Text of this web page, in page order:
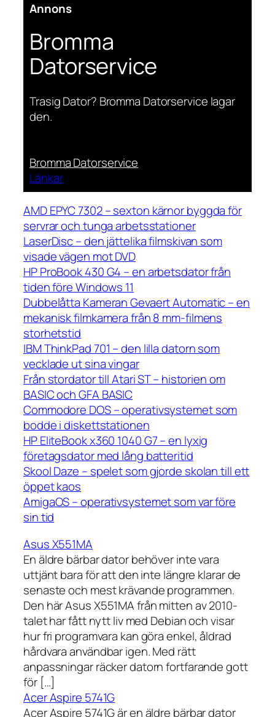
Annons
Bromma
Datorservice
Trasig Dator? Bromma Datorservice lagar
den.
Bromma Datorservice
Länkar
AMD EPYC 7302 – sexton kärnor byggda för
servrar och tunga arbetsstationer
LaserDisc – den jättelika filmskivan som
visade vägen mot DVD
HP ProBook 430 G4 – en arbetsdator från
tiden före Windows 11
Dubbelåtta Kameran Gevaert Automatic – en
mekanisk filmkamera från 8 mm-filmens
storhetstid
IBM ThinkPad 701 – den lilla datorn som
vecklade ut sina vingar
Från stordator till Atari ST – historien om
BASIC och GFA BASIC
Commodore DOS – operativsystemet som
bodde i diskettstationen
HP EliteBook x360 1040 G7 – en lyxig
företagsdator med lång batteritid
Skool Daze – spelet som gjorde skolan till ett
öppet kaos
AmigaOS – operativsystemet som var före
sin tid
Asus X551MA
En äldre bärbar dator behöver inte vara
uttjänt bara för att den inte längre klarar de
senaste och mest krävande programmen.
Den här Asus X551MA från mitten av 2010-
talet har fått nytt liv med Debian och visar
hur fri programvara kan göra enkel, åldrad
hårdvara användbar igen. Med rätt
anpassningar räcker datorn fortfarande gott
för […]
Acer Aspire 5741G
Acer Aspire 5741G är en äldre bärbar dator